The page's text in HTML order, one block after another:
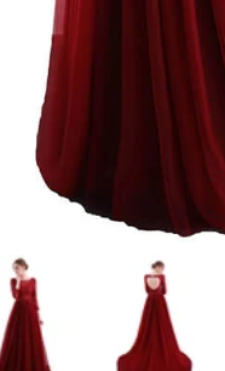
modale